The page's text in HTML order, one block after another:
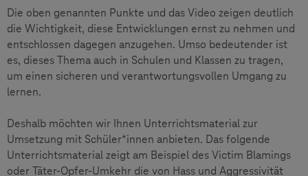
Die oben genannten Punkte und das Video zeigen deutlich
die Wichtigkeit, diese Entwicklungen ernst zu nehmen und
entschlossen dagegen anzugehen. Umso bedeutender ist
es, dieses Thema auch in Schulen und Klassen zu tragen,
um einen sicheren und verantwortungsvollen Umgang zu
lernen.
Deshalb möchten wir Ihnen Unterrichtsmaterial zur
Umsetzung mit Schüler*innen anbieten. Das folgende
Unterrichtsmaterial zeigt am Beispiel des Victim Blamings
oder Täter-Opfer-Umkehr die von Hass und Aggressivität